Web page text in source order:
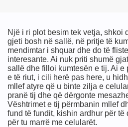
Një i ri plot besim tek vetja, shkoi
gjeti bosh në sallë, në pritje të
mendimtar i shquar dhe do të
interesante. Ai nuk priti shumë
sallë dhe filloi kumtesën e tij. Ai e
e të riut, i cili herë pas here, u
mllef atyre që u binte zilja e
pranë tij dhe që dërgonte
Vështrimet e tij përmbanin mllef
fund të fundit, kishin ardhur për
për tu marrë me celularët.